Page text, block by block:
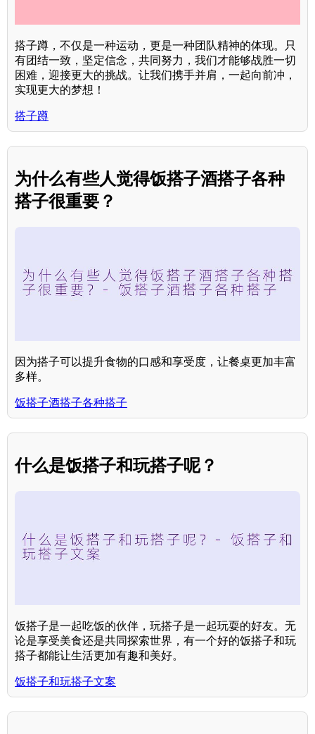
搭子蹲，不仅是一种运动，更是一种团队精神的体现。只
有团结一致，坚定信念，共同努力，我们才能够战胜一切
困难，迎接更大的挑战。让我们携手并肩，一起向前冲，
实现更大的梦想！
搭子蹲
为什么有些人觉得饭搭子酒搭子各种
搭子很重要？
因为搭子可以提升食物的口感和享受度，让餐桌更加丰富
多样。
饭搭子酒搭子各种搭子
什么是饭搭子和玩搭子呢？
饭搭子是一起吃饭的伙伴，玩搭子是一起玩耍的好友。无
论是享受美食还是共同探索世界，有一个好的饭搭子和玩
搭子都能让生活更加有趣和美好。
饭搭子和玩搭子文案